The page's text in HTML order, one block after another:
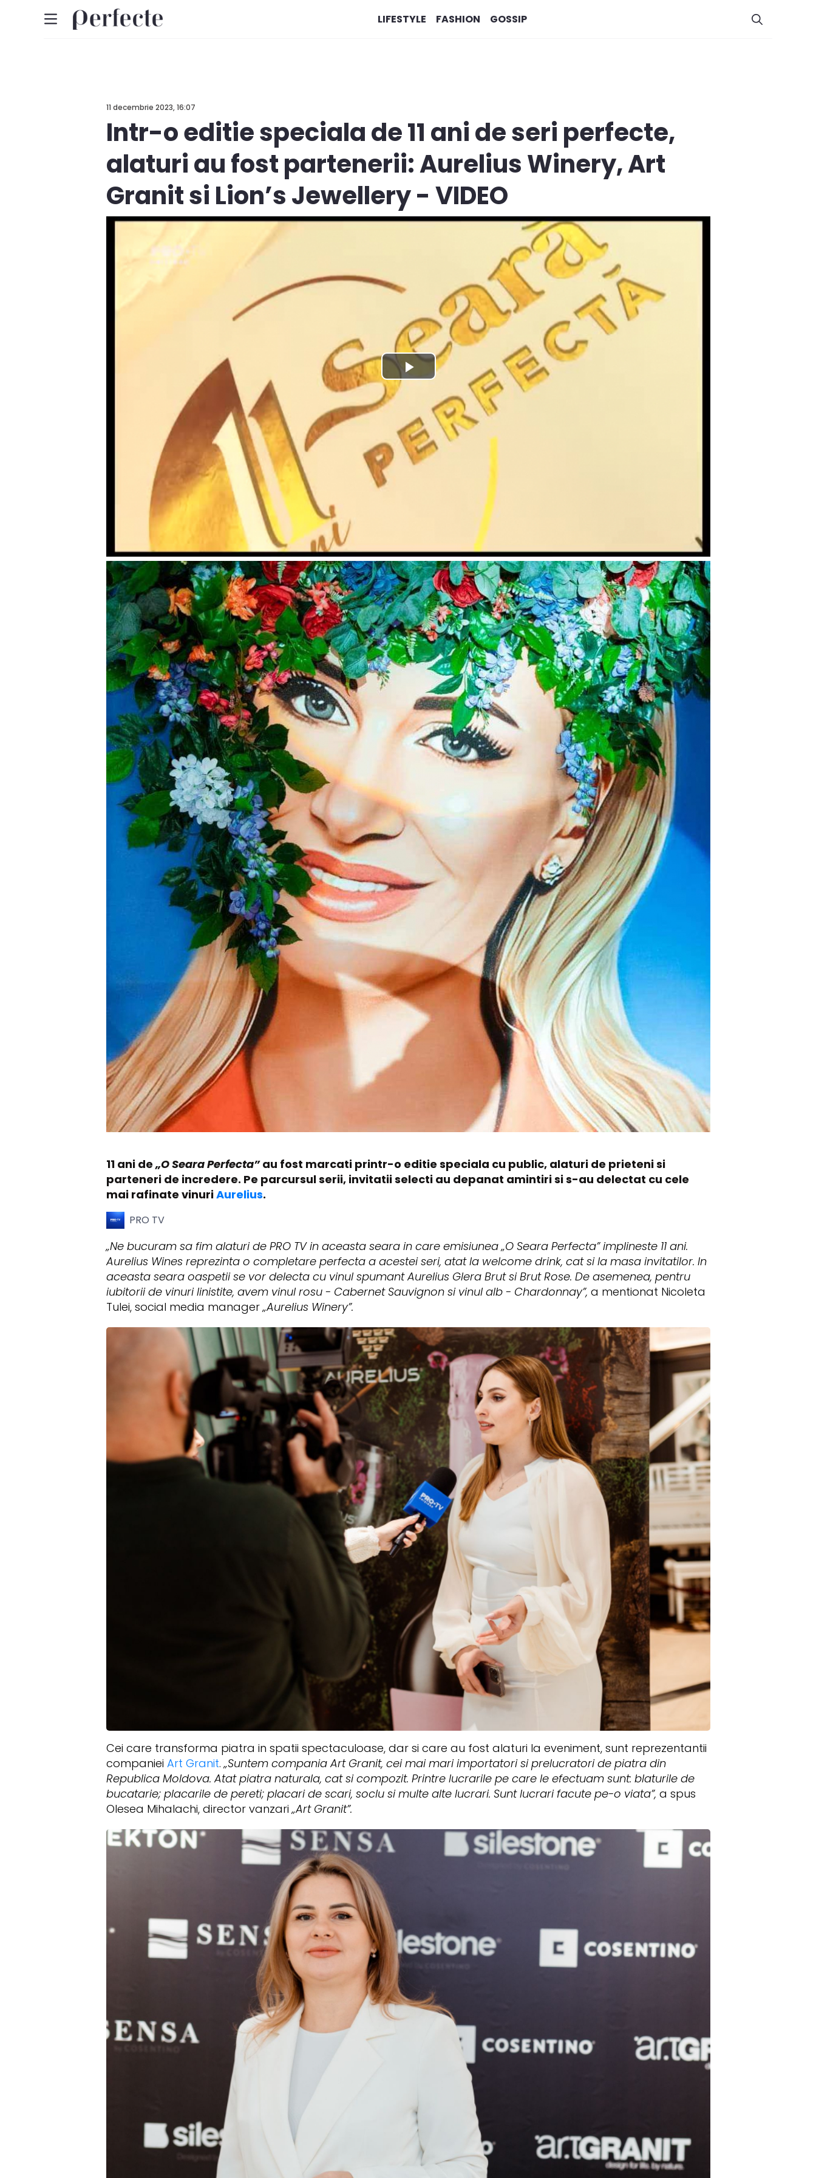
LIFESTYLE FASHION GOSSIP
11 decembrie 2023, 16:07
Intr-o editie speciala de 11 ani de seri perfecte,
alaturi au fost partenerii: Aurelius Winery, Art
Granit si Lion’s Jewellery - VIDEO
11 ani de „O Seara Perfecta”au fost marcati printr-o editie speciala cu public, alaturi de prieteni si
parteneri de incredere. Pe parcursul serii, invitatii selecti au depanat amintiri si s-au delectat cu cele
mai rafinate vinuriAurelius.
PRO TV
„Ne bucuram sa fim alaturi de PRO TV in aceasta seara in care emisiunea „O Seara Perfecta” implineste 11 ani.
Aurelius Winesreprezinta o completare perfecta a acestei seri, atat la welcome drink, cat si la masa invitatilor. In
aceasta seara oaspetii se vor delecta cu vinul spumant Aurelius Glera Brut si Brut Rose. De asemenea, pentru
iubitorii de vinuri linistite, avem vinul rosu - Cabernet Sauvignon si vinul alb - Chardonnay”, a mentionat Nicoleta
Tulei, social media manager „Aurelius Winery”.
Cei care transforma piatra in spatii spectaculoase, dar si care au fost alaturi la eveniment, sunt reprezentantii
companiei Art Granit. „Suntem compania Art Granit, cei mai mari importatori si prelucratori de piatra din
Republica Moldova. Atat piatra naturala, cat si compozit. Printre lucrarile pe care le efectuam sunt: blaturile de
bucatarie; placarile de pereti; placari de scari, soclu si multe alte lucrari. Sunt lucrari facute pe-o viata”, a spus
Olesea Mihalachi, director vanzari„Art Granit”.